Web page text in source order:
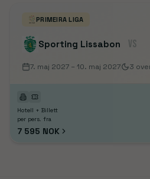
PRIMEIRA LIGA
Sporting Lissabon VS
7. maj 2027 – 10. maj 2027 3
Hotell + Billett
per pers. fra
7 595 NOK